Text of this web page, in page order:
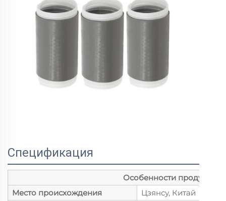
Спецификация
Особенности продукта
Место происхождения
Цзянсу, Китай